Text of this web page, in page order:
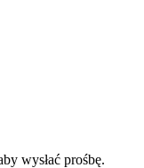
wysłać prośbę.